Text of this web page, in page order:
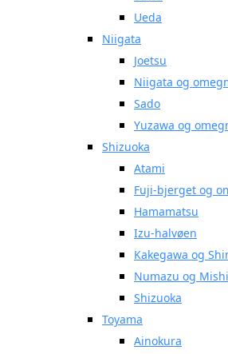
Ueda
Niigata
Joetsu
Niigata og
Sado
Yuzawa og
Shizuoka
Atami
Fuji-bjerget og
Hamamatsu
Izu-halvøen
Kakegawa og
Numazu og
Shizuoka
Toyama
Ainokura